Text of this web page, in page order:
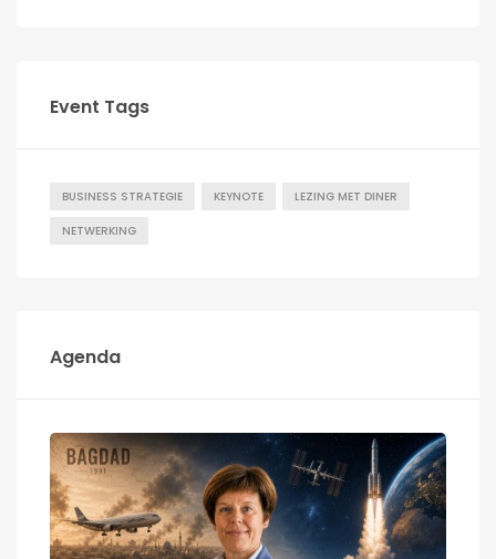
Event Tags
BUSINESS STRATEGIE KEYNOTE LEZING MET DINER
NETWERKING
Agenda